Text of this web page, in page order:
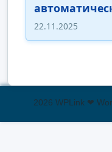
22.11.2025
2026 WPLink ❤